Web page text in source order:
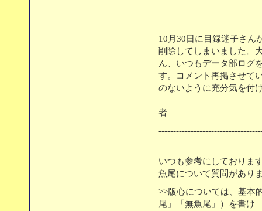
10月30日に目録迷子さん
削除してしまいました。
ん、いつもデータ部ログ
す。コメント再掲させて
のないように充分気を付
者
いつも参考にしておりま
魚尾について質問があり
>>版心については、基本
尾」「無魚尾」）を書け